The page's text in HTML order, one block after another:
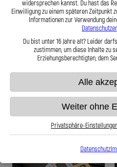
Stahlflex Benzinleitung für: Porsche
928 928 Baujahr:08|1989-07|1991
199,95 €
widersprechen kannst. Du hast das
Einwilligung zu einem späteren Zeitpunkt
Informationen zur Verwendung
Du bist unter 16 Jahre alt? Leider
zustimmen, um diese Inhalte zu
Erziehungsberechtigten, dem
Alle
Weiter ohne
Privatsphäre-
Datenschutz